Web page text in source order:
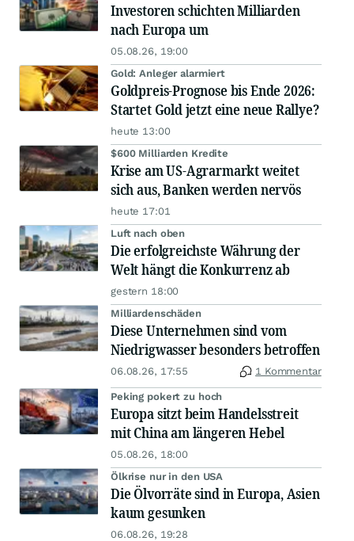
Investoren schichten Milliarden
nach Europa um
05.08.26, 19:00
Gold: Anleger alarmiert
Goldpreis-Prognose bis Ende 2026:
Startet Gold jetzt eine neue Rallye?
heute 13:00
$600 Milliarden Kredite
Krise am US-Agrarmarkt weitet
sich aus, Banken werden nervös
heute 17:01
Luft nach oben
Die erfolgreichste Währung der
Welt hängt die Konkurrenz ab
gestern 18:00
Milliardenschäden
Diese Unternehmen sind vom
Niedrigwasser besonders betroffen
06.08.26, 17:55 1 Kommentar
Peking pokert zu hoch
Europa sitzt beim Handelsstreit
mit China am längeren Hebel
05.08.26, 18:00
Ölkrise nur in den USA
Die Ölvorräte sind in Europa, Asien
kaum gesunken
06.08.26, 19:28